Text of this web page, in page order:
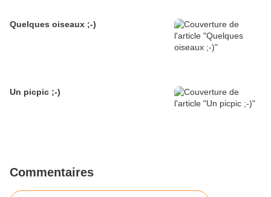
Quelques oiseaux ;-)
Un picpic ;-)
Commentaires